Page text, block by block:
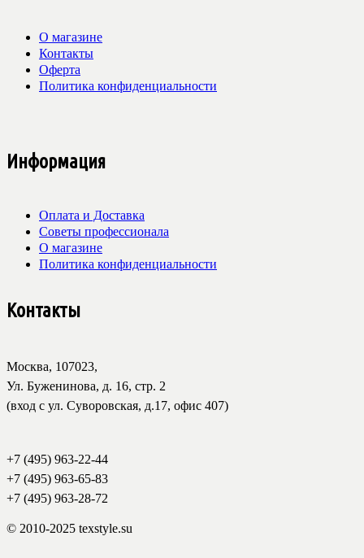
О магазине
Контакты
Оферта
Политика конфиденциальности
Информация
Оплата и Доставка
Советы профессионала
О магазине
Политика конфиденциальности
Контакты
Москва, 107023,
Ул. Буженинова, д. 16, стр. 2
(вход с ул. Суворовская, д.17, офис 407)
+7 (495) 963-22-44
+7 (495) 963-65-83
+7 (495) 963-28-72
© 2010-2025 texstyle.su